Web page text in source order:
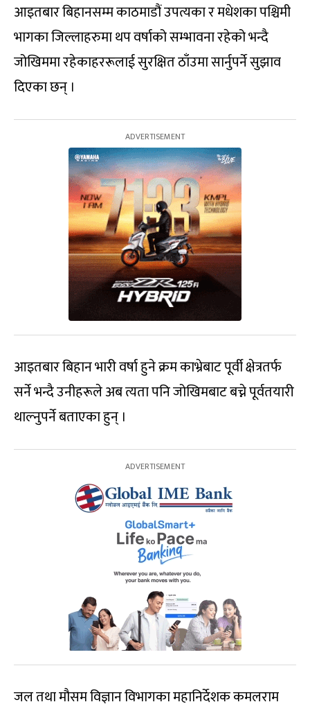
आइतबार बिहानसम्म काठमाडौं उपत्यका र मधेशका पश्चिमी
भागका जिल्लाहरुमा थप वर्षाको सम्भावना रहेको भन्दै
जोखिममा रहेकाहररूलाई सुरक्षित ठाँउमा सार्नुपर्ने सुझाव
दिएका छन् ।
आइतबार बिहान भारी वर्षा हुने क्रम काभ्रेबाट पूर्वी क्षेत्रतर्फ
सर्ने भन्दै उनीहरूले अब त्यता पनि जोखिमबाट बच्ने पूर्वतयारी
थाल्नुपर्ने बताएका हुन् ।
जल तथा मौसम विज्ञान विभागका महानिर्देशक कमलराम